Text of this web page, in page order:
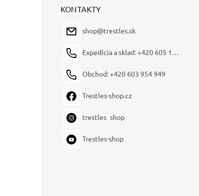
KONTAKTY
shop@trestles.sk
Obchod: +420 603 954 949
Trestles-shop.cz
trestles_shop
Trestles-shop